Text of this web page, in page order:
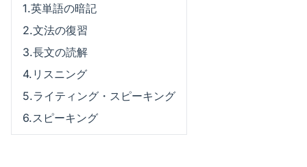
1.英単語の暗記
2.文法の復習
3.長文の読解
4.リスニング
5.ライティング・スピーキング
6.スピーキング